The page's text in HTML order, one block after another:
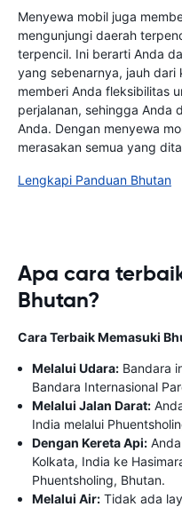
Menyewa mobil juga
mengunjungi daerah
terpencil. Ini berarti Anda
yang sebenarnya, jauh dari
memberi Anda fleksibilitas
perjalanan, sehingga Anda
Anda. Dengan menyewa
merasakan semua yang
Lengkapi Panduan Bhutan
Apa cara
Bhutan?
Cara Terbaik Memasuki
Melalui Udara: Bandara
Bandara Internasional
Melalui Jalan Darat:
India melalui
Dengan Kereta Api:
Kolkata, India ke
Phuentsholing, Bhutan.
Melalui Air: Tidak ada